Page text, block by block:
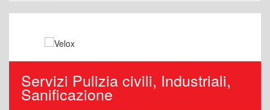
Servizi Pulizia civili, Industriali,
Sanificazione